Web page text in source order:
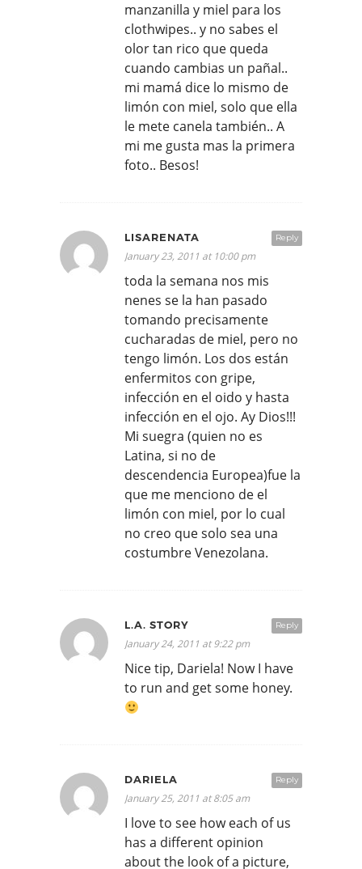
manzanilla y miel para los
clothwipes.. y no sabes el
olor tan rico que queda
cuando cambias un pañal..
mi mamá dice lo mismo de
limón con miel, solo que ella
le mete canela también.. A
mi me gusta mas la primera
foto.. Besos!
Reply
LISARENATA
January 23, 2011 at 10:00 pm
toda la semana nos mis
nenes se la han pasado
tomando precisamente
cucharadas de miel, pero no
tengo limón. Los dos están
enfermitos con gripe,
infección en el oido y hasta
infección en el ojo. Ay Dios!!!
Mi suegra (quien no es
Latina, si no de
descendencia Europea)fue la
que me menciono de el
limón con miel, por lo cual
no creo que solo sea una
costumbre Venezolana.
Reply
L.A. STORY
January 24, 2011 at 9:22 pm
Nice tip, Dariela! Now I have
to run and get some honey.
Reply
DARIELA
January 25, 2011 at 8:05 am
I love to see how each of us
has a different opinion
about the look of a picture,